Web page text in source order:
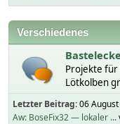
Verschiedenes
Bastelecke
Projekte für
Lötkolben
Letzter Beitrag:06
Aw: BoseFix32 — lokaler ...